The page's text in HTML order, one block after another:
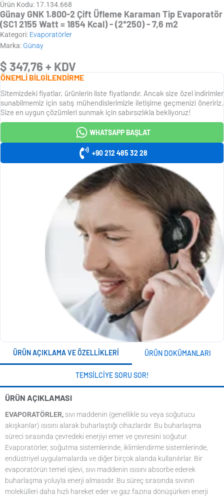
Ürün Kodu: 17.134.668
Günay GNK 1.800-2 Çift Üfleme Karaman Tip Evaporatör
(SC1 2155 Watt = 1854 Kcal) - (2*250) - 7,6 m2
Kategori: Evaporatörler
Marka: Günay
$ 347,76 + KDV
ÖNEMLİ BİLGİLENDİRME
Sitemizdeki fiyatlar, ürünlerin liste fiyatlarıdır. Ancak size özel indirimler
sunabilmemiz için satış mühendislerimizle iletişime geçmenizi öneririz.
Size en uygun çözümleri sunmak için sabırsızlıkla bekliyoruz!
WHATSAPP BAŞLAT
+90 212 485 32 28
ÜRÜN AÇIKLAMA VE ÖZELLIKLERI ÜRÜN DOKÜMANLARI
TEMSILCIYE SORU SOR!
ÜRÜN AÇIKLAMASI
EVAPORATÖRLER, sıvı maddenin (genellikle su veya soğutucu
akışkanlar) ısısını alarak buharlaştığı cihazlardır. Bu buharlaşma
süreci sırasında çevredeki enerjiyi emer ve çevresini soğutur.
Evaporatörler, soğutma sistemlerinde, iklimlendirme sistemlerinde,
endüstriyel uygulamalarda ve diğer birçok alanda kullanılırlar. Bir
evaporatörün temel işlevi, sıvı maddenin ısısını absorbe ederek
buharlaşma yoluyla enerji almasıdır. Bu süreç sırasında sıvının
molekülleri daha hızlı hareket eder ve gaz fazına dönüşürken enerji